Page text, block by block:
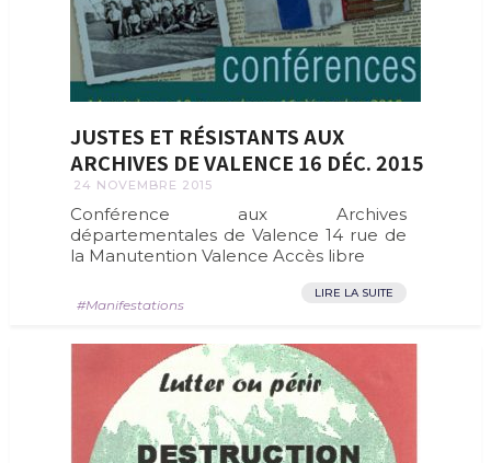
JUSTES ET RÉSISTANTS AUX
ARCHIVES DE VALENCE 16 DÉC. 2015
24 NOVEMBRE 2015
Conférence aux Archives
départementales de Valence 14 rue de
la Manutention Valence Accès libre
LIRE LA SUITE
Manifestations